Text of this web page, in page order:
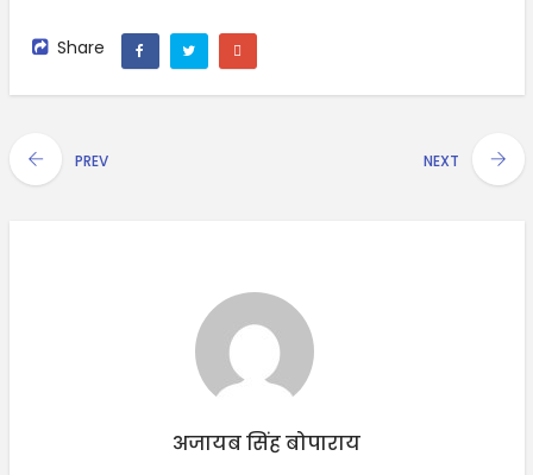
Share
PREV NEXT
अजायब सिंह बोपाराय